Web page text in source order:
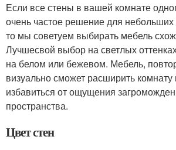
Если все стены в вашей комнате
очень частое решение для
то мы советуем выбирать мебель
Лучшесвой выбор на светлых
на белом или бежевом. Мебель,
визуально сможет расширить
избавиться от ощущения
пространства.
Цвет стен